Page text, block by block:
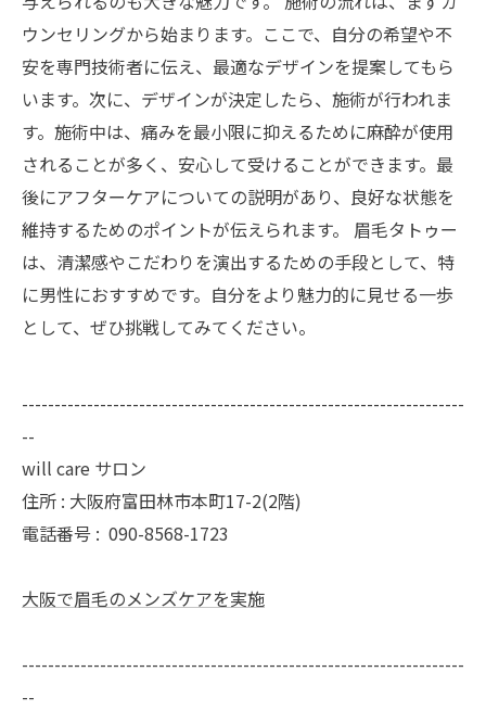
ウンセリングから始まります。ここで、自分の希望や不
安を専門技術者に伝え、最適なデザインを提案してもら
います。次に、デザインが決定したら、施術が行われま
す。施術中は、痛みを最小限に抑えるために麻酔が使用
されることが多く、安心して受けることができます。最
後にアフターケアについての説明があり、良好な状態を
維持するためのポイントが伝えられます。 眉毛タトゥー
は、清潔感やこだわりを演出するための手段として、特
に男性におすすめです。自分をより魅力的に見せる一歩
として、ぜひ挑戦してみてください。
--------------------------------------------------------------------
--
will care サロン
住所 : 大阪府富田林市本町17-2(2階)
電話番号 : 090-8568-1723
大阪で眉毛のメンズケアを実施
--------------------------------------------------------------------
--